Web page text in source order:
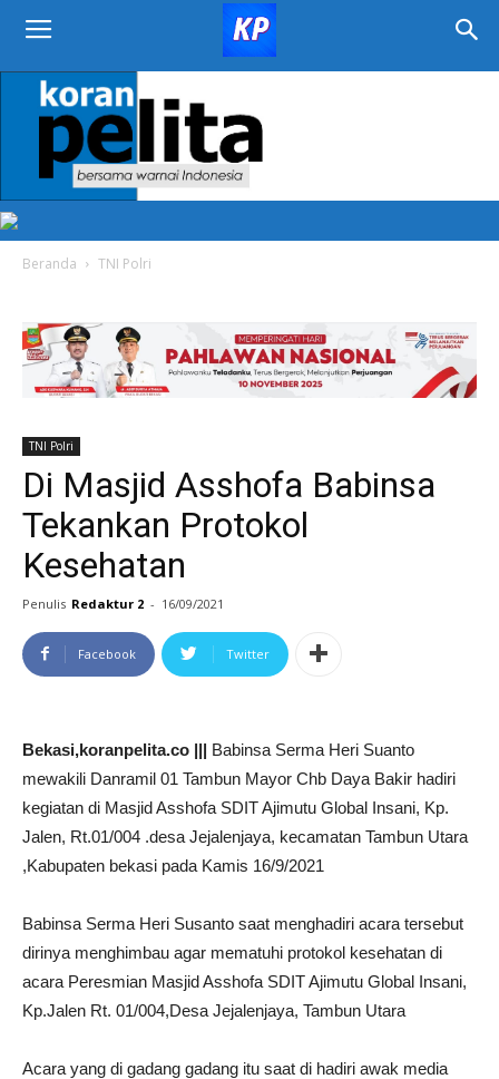
KORAN
PELITA
Beranda TNI Polri
TNI Polri
Di Masjid Asshofa Babinsa
Tekankan Protokol
Kesehatan
Penulis Redaktur 2 - 16/09/2021
Facebook Twitter
Bekasi,koranpelita.co ||| Babinsa Serma Heri Suanto
mewakili Danramil 01 Tambun Mayor Chb Daya Bakir hadiri
kegiatan di Masjid Asshofa SDIT Ajimutu Global Insani, Kp.
Jalen, Rt.01/004 .desa Jejalenjaya, kecamatan Tambun Utara
,Kabupaten bekasi pada Kamis 16/9/2021
Babinsa Serma Heri Susanto saat menghadiri acara tersebut
dirinya menghimbau agar mematuhi protokol kesehatan di
acara Peresmian Masjid Asshofa SDIT Ajimutu Global Insani,
Kp.Jalen Rt. 01/004,Desa Jejalenjaya, Tambun Utara
Acara yang di gadang gadang itu saat di hadiri awak media